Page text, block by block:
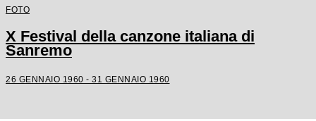
FOTO
X Festival della canzone italiana di
Sanremo
26 GENNAIO 1960 - 31 GENNAIO 1960